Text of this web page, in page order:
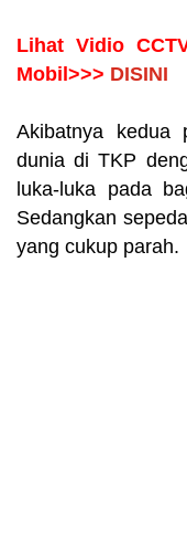
Lihat Vidio
Mobil>>> DISINI
Akibatnya kedua
dunia di TKP
luka-luka pada
Sedangkan
yang cukup